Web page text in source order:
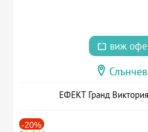
виж
ЕФЕКТ Гранд
-20%